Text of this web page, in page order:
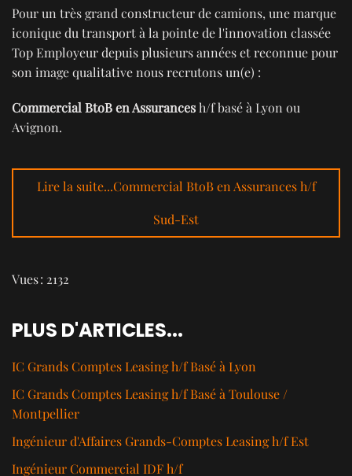
Pour un très grand constructeur de camions, une marque
iconique du transport à la pointe de l'innovation classée
Top Employeur depuis plusieurs années et reconnue pour
son image qualitative nous recrutons un(e) :
Commercial BtoB en Assurancesh/f basé à Lyon ou
Avignon.
Lire la suite...Commercial BtoB en Assurances h/f
Sud-Est
Vues : 2132
PLUS D'ARTICLES...
IC Grands Comptes Leasing h/f Basé à Lyon
IC Grands Comptes Leasing h/f Basé à Toulouse /
Montpellier
Ingénieur d'Affaires Grands-Comptes Leasing h/f Est
Ingénieur Commercial IDF h/f